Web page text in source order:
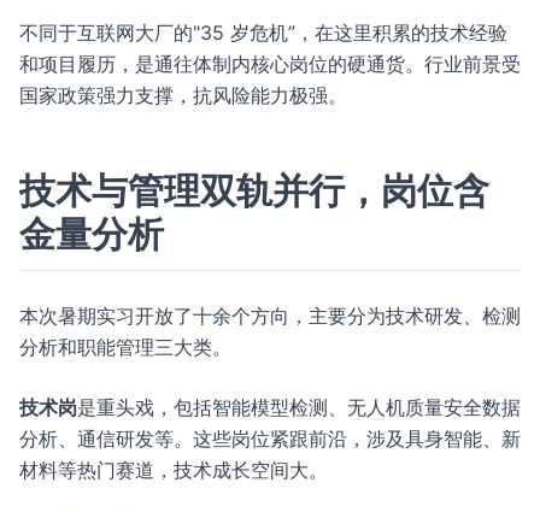
不同于互联网大厂的"35 岁危机”，在这里积累的技术经验
和项目履历，是通往体制内核心岗位的硬通货。行业前景受
国家政策强力支撑，抗风险能力极强。
技术与管理双轨并行，岗位含
金量分析
本次暑期实习开放了十余个方向，主要分为技术研发、检测
分析和职能管理三大类。
技术岗是重头戏，包括智能模型检测、无人机质量安全数据
分析、通信研发等。这些岗位紧跟前沿，涉及具身智能、新
材料等热门赛道，技术成长空间大。